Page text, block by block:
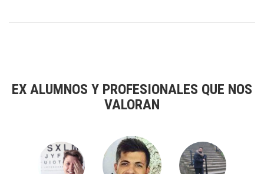
EX ALUMNOS Y PROFESIONALES QUE NOS
VALORAN